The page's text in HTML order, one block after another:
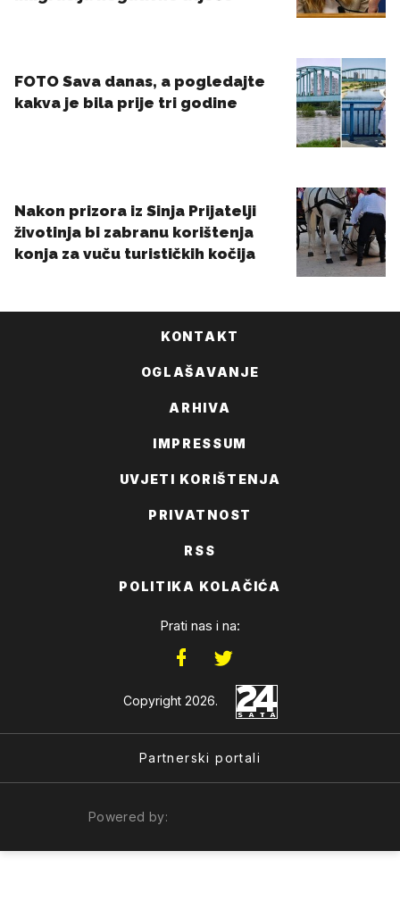
KONTAKT
OGLAŠAVANJE
ARHIVA
IMPRESSUM
UVJETI KORIŠTENJA
PRIVATNOST
RSS
POLITIKA KOLAČIĆA
Prati nas i na:
Copyright 2026.
Partnerski portali
Powered by: